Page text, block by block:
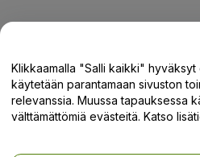
Tukikeskus / Ota
Klikkaamalla "Salli kaikki"
käytetään parantamaan sivuston
relevanssia. Muussa tapauksessa
välttämättömiä evästeitä. Katso